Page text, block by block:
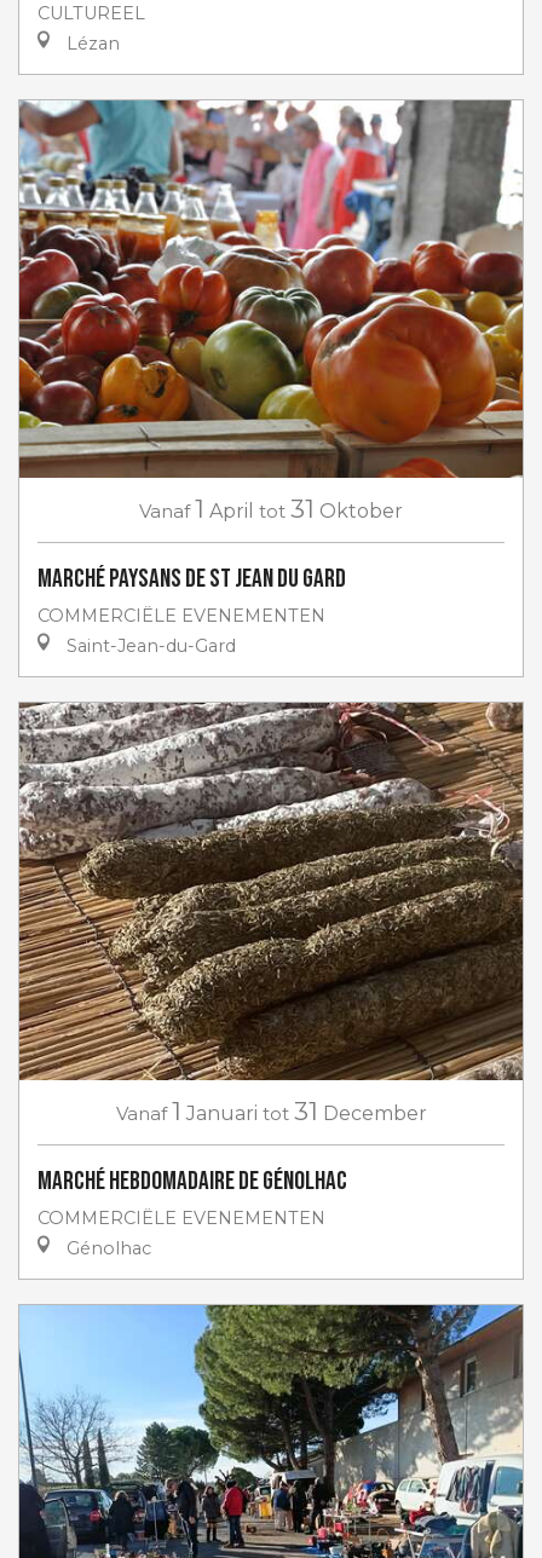
CULTUREEL
Lézan
Vanaf 1 April tot 31 Oktober
Marché paysans de St Jean du Gard
COMMERCIËLE EVENEMENTEN
Saint-Jean-du-Gard
Vanaf 1 Januari tot 31 December
Marché hebdomadaire de Génolhac
COMMERCIËLE EVENEMENTEN
Génolhac